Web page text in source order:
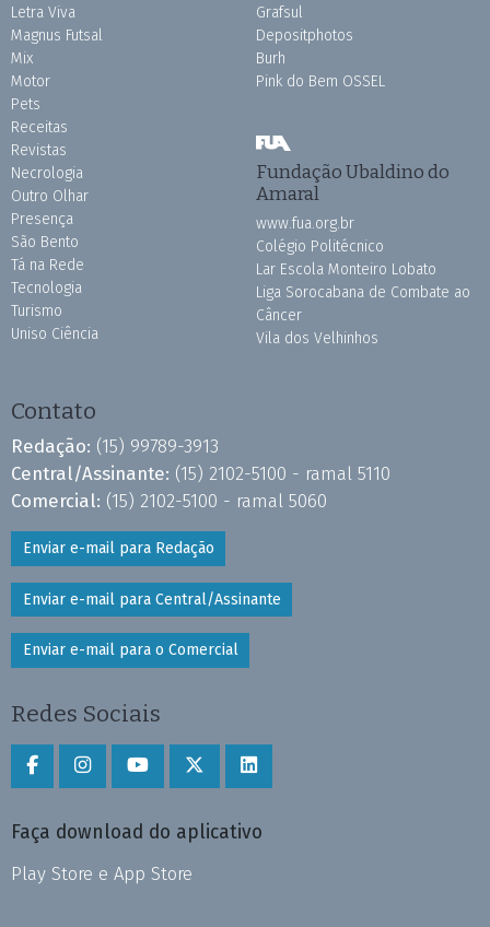
Letra Viva
Magnus Futsal
Mix
Motor
Pets
Receitas
Revistas
Necrologia
Outro Olhar
Presença
São Bento
Tá na Rede
Tecnologia
Turismo
Uniso Ciência
Grafsul
Depositphotos
Burh
Pink do Bem OSSEL
Fundação Ubaldino do
Amaral
www.fua.org.br
Colégio Politécnico
Lar Escola Monteiro Lobato
Liga Sorocabana de Combate ao
Câncer
Vila dos Velhinhos
Contato
Redação: (15) 99789-3913
Central/Assinante: (15) 2102-5100 - ramal 5110
Comercial: (15) 2102-5100 - ramal 5060
Enviar e-mail para Redação
Enviar e-mail para Central/Assinante
Enviar e-mail para o Comercial
Redes Sociais
Faça download do aplicativo
Play Store e App Store